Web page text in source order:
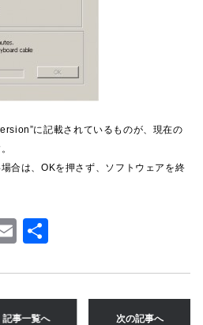
に記載されているものが、現在の
合は、OKを押さず、ソフトウェアを終
E
ai
l
記事一覧へ 次の記事へ